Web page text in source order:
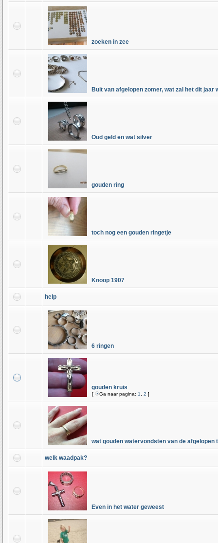
zoeken in zee
Buit van afgelopen zomer, wat zal het dit jaar
Oud geld en wat silver
gouden ring
toch nog een gouden ringetje
Knoop 1907
help
6 ringen
gouden kruis
[ Ga naar pagina: 1 2 ]
wat gouden watervondsten van de afgelopen
welk waadpak?
Even in het water geweest